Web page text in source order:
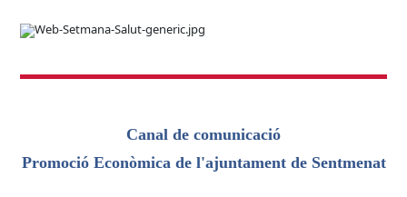
Canal de comunicació
Promoció Econòmica de l'ajuntament de Sentmenat